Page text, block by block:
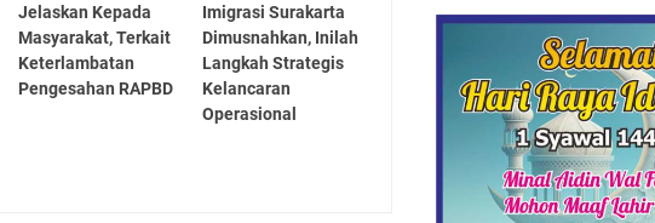
Jelaskan Kepada
Masyarakat, Terkait
Keterlambatan
Pengesahan RAPBD
Imigrasi Surakarta
Dimusnahkan, Inilah
Langkah Strategis
Kelancaran
Operasional